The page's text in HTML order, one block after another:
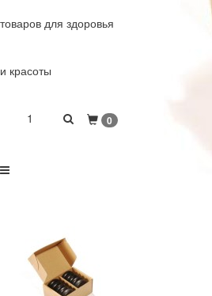
товаров для здоровья
и красоты
1 0